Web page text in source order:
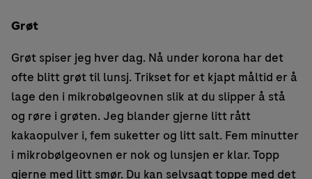
Grøt
Grøt spiser jeg hver dag. Nå under korona har det
ofte blitt grøt til lunsj. Trikset for et kjapt måltid er å
lage den i mikrobølgeovnen slik at du slipper å stå
og røre i grøten. Jeg blander gjerne litt rått
kakaopulver i, fem suketter og litt salt. Fem minutter
i mikrobølgeovnen er nok og lunsjen er klar. Topp
gjerne med litt smør. Du kan selvsagt toppe med det